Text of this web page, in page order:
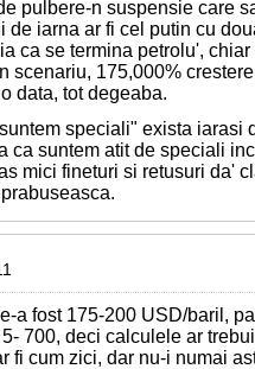
pulbere-n suspensie care
de iarna ar fi cel putin cu
ca se termina petrolu',
scenariu, 175,000%
data, tot degeaba.
speciali" exista iarasi
ca suntem atit de speciali
mici fineturi si retusuri da'
a fost 175-200 USD/baril,
700, deci calculele ar
fi cum zici, dar nu-i numai